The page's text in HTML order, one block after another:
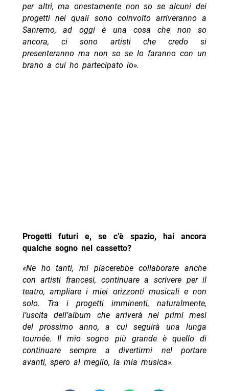
per altri, ma onestamente non so se alcuni dei
progetti nei quali sono coinvolto arriveranno a
Sanremo, ad oggi è una cosa che non so
ancora, ci sono artisti che credo si
presenteranno ma non so se lo faranno con un
brano a cui ho partecipato io».
Progetti futuri e, se c’è spazio, hai ancora
qualche sogno nel cassetto?
«Ne ho tanti, mi piacerebbe collaborare anche
con artisti francesi, continuare a scrivere per il
teatro, ampliare i miei orizzonti musicali e non
solo. Tra i progetti imminenti, naturalmente,
l’uscita dell’album che arriverà nei primi mesi
del prossimo anno, a cui seguirà una lunga
tournée. Il mio sogno più grande è quello di
continuare sempre a divertirmi nel portare
avanti, spero al meglio, la mia musica».